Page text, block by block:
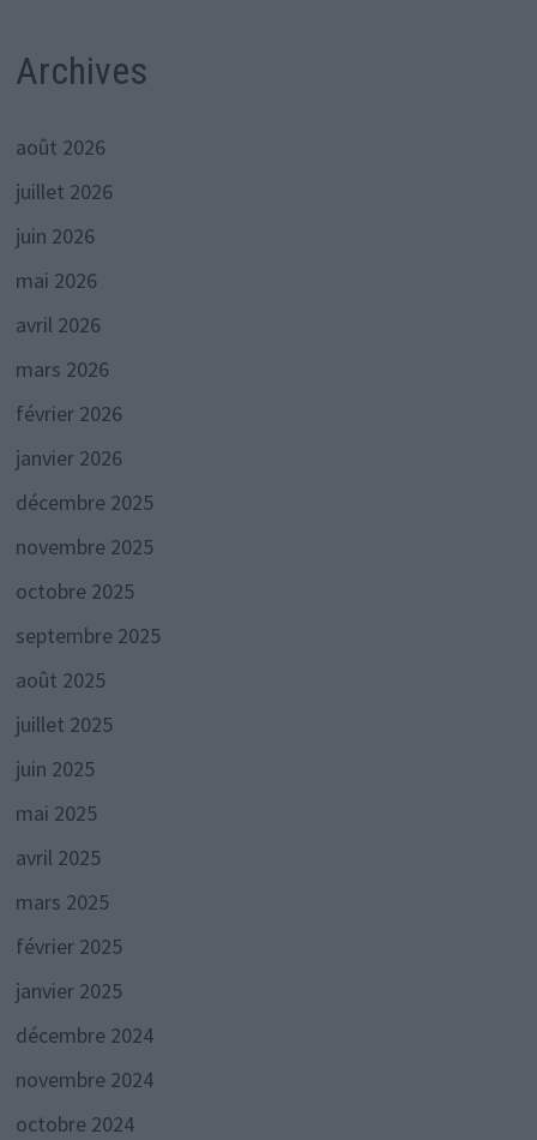
Archives
août 2026
juillet 2026
juin 2026
mai 2026
avril 2026
mars 2026
février 2026
janvier 2026
décembre 2025
novembre 2025
octobre 2025
septembre 2025
août 2025
juillet 2025
juin 2025
mai 2025
avril 2025
mars 2025
février 2025
janvier 2025
décembre 2024
novembre 2024
octobre 2024